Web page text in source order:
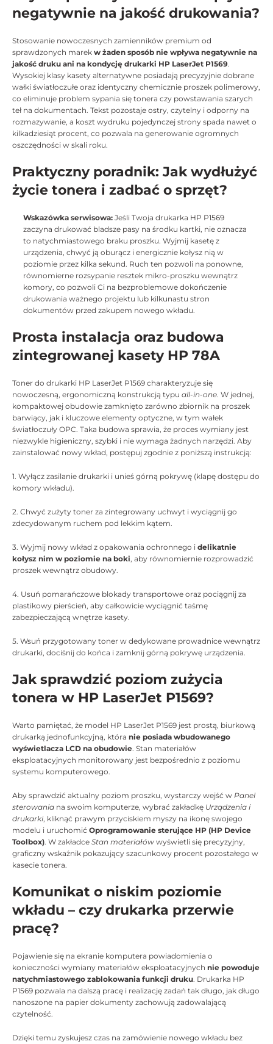
negatywnie na jakość drukowania?
Stosowanie nowoczesnych zamienników premium od
sprawdzonych marek w żaden sposób nie wpływa negatywnie na
jakość druku ani na kondycję drukarki HP LaserJet P1569.
Wysokiej klasy kasety alternatywne posiadają precyzyjnie dobrane
wałki światłoczułe oraz identyczny chemicznie proszek polimerowy,
co eliminuje problem sypania się tonera czy powstawania szarych
teł na dokumentach. Tekst pozostaje ostry, czytelny i odporny na
rozmazywanie, a koszt wydruku pojedynczej strony spada nawet o
kilkadziesiąt procent, co pozwala na generowanie ogromnych
oszczędności w skali roku.
Praktyczny poradnik: Jak wydłużyć
życie tonera i zadbać o sprzęt?
Wskazówka serwisowa: Jeśli Twoja drukarka HP P1569
zaczyna drukować bladsze pasy na środku kartki, nie oznacza
to natychmiastowego braku proszku. Wyjmij kasetę z
urządzenia, chwyć ją oburącz i energicznie kołysz nią w
poziomie przez kilka sekund. Ruch ten pozwoli na ponowne,
równomierne rozsypanie resztek mikro-proszku wewnątrz
komory, co pozwoli Ci na bezproblemowe dokończenie
drukowania ważnego projektu lub kilkunastu stron
dokumentów przed zakupem nowego wkładu.
Prosta instalacja oraz budowa
zintegrowanej kasety HP 78A
Toner do drukarki HP LaserJet P1569 charakteryzuje się
nowoczesną, ergonomiczną konstrukcją typu all-in-one. W jednej,
kompaktowej obudowie zamknięto zarówno zbiornik na proszek
barwiący, jak i kluczowe elementy optyczne, w tym wałek
światłoczuły OPC. Taka budowa sprawia, że proces wymiany jest
niezwykle higieniczny, szybki i nie wymaga żadnych narzędzi. Aby
zainstalować nowy wkład, postępuj zgodnie z poniższą instrukcją:
1. Wyłącz zasilanie drukarki i unieś górną pokrywę (klapę dostępu do
komory wkładu).
2. Chwyć zużyty toner za zintegrowany uchwyt i wyciągnij go
zdecydowanym ruchem pod lekkim kątem.
3. Wyjmij nowy wkład z opakowania ochronnego i delikatnie
kołysz nim w poziomie na boki, aby równomiernie rozprowadzić
proszek wewnątrz obudowy.
4. Usuń pomarańczowe blokady transportowe oraz pociągnij za
plastikowy pierścień, aby całkowicie wyciągnić taśmę
zabezpieczającą wnętrze kasety.
5. Wsuń przygotowany toner w dedykowane prowadnice wewnątrz
drukarki, dociśnij do końca i zamknij górną pokrywę urządzenia.
Jak sprawdzić poziom zużycia
tonera w HP LaserJet P1569?
Warto pamiętać, że model HP LaserJet P1569 jest prostą, biurkową
drukarką jednofunkcyjną, która nie posiada wbudowanego
wyświetlacza LCD na obudowie. Stan materiałów
eksploatacyjnych monitorowany jest bezpośrednio z poziomu
systemu komputerowego.
Aby sprawdzić aktualny poziom proszku, wystarczy wejść w Panel
sterowania na swoim komputerze, wybrać zakładkę Urządzenia i
drukarki, kliknąć prawym przyciskiem myszy na ikonę swojego
modelu i uruchomić Oprogramowanie sterujące HP (HP Device
Toolbox). W zakładce Stan materiałów wyświetli się precyzyjny,
graficzny wskaźnik pokazujący szacunkowy procent pozostałego w
kasecie tonera.
Komunikat o niskim poziomie
wkładu – czy drukarka przerwie
pracę?
Pojawienie się na ekranie komputera powiadomienia o
konieczności wymiany materiałów eksploatacyjnych nie powoduje
natychmiastowego zablokowania funkcji druku. Drukarka HP
P1569 pozwala na dalszą pracę i realizację zadań tak długo, jak długo
nanoszone na papier dokumenty zachowują zadowalającą
czytelność.
Dzięki temu zyskujesz czas na zamówienie nowego wkładu bez